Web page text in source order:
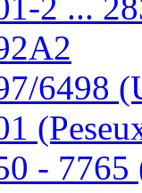
6498
-